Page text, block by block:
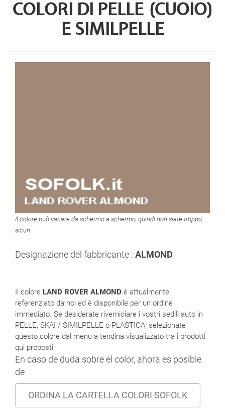
COLORI DI PELLE (CUOIO)
E SIMILPELLE
Il colore può variare da schermo a schermo, quindi non siate troppo
sicuri.
Designazione del fabbricante : ALMOND
Il colore LAND ROVER ALMOND è attualmente
referenziato da noi ed è disponibile per un ordine
immediato. Se desiderate riverniciare i vostri sedili auto in
PELLE, SKAI / SIMILPELLE o PLASTICA, selezionate
questo colore dal menu a tendina visualizzato tra i prodotti
qui proposti:
En caso de duda sobre el color, ahora es posible
de
ORDINA LA CARTELLA COLORI SOFOLK